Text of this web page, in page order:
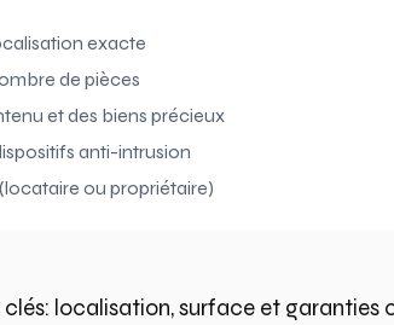
exacte
de pièces
et des biens précieux
anti-intrusion
ou propriétaire)
localisation, surface et garanties